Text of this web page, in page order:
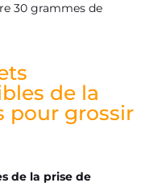
30 grammes de
de la
pour grossir
de la prise de